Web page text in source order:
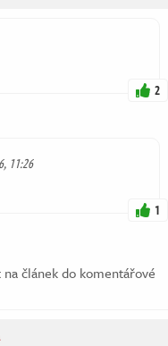
2
11:26
1
článek do komentářové